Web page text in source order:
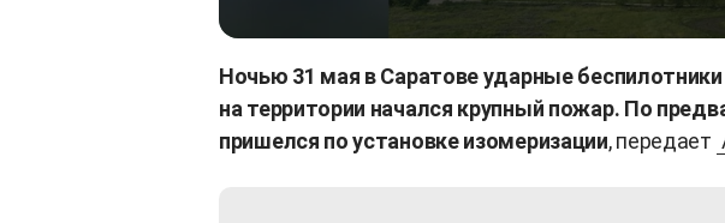
Ночью 31 мая в Саратове ударные
на территории начался крупный пожар. По
пришелся по установке изомеризации, передает